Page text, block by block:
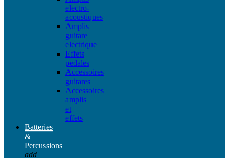
electro-
acoustiques
Amplis
guitare
electrique
Effets
pedales
Accessoires
guitares
Accessoires
amplis
et
effets
Batteries
&
Percussions
add